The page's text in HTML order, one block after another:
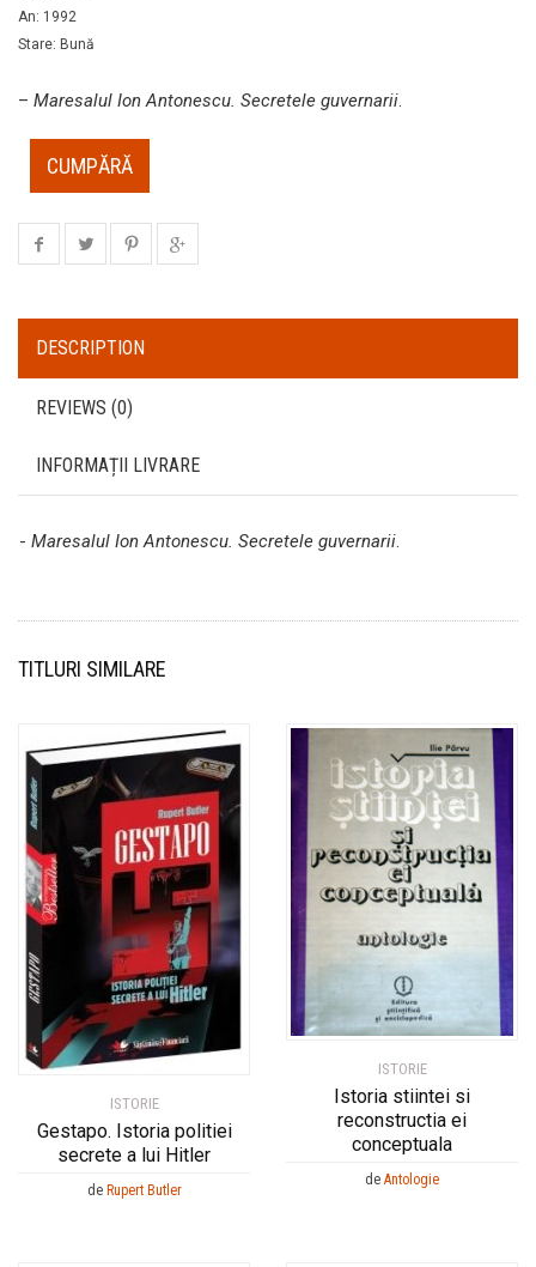
An: 1992
Stare: Bună
– Maresalul Ion Antonescu. Secretele guvernarii.
CUMPĂRĂ
DESCRIPTION
REVIEWS (0)
INFORMAȚII LIVRARE
- Maresalul Ion Antonescu. Secretele guvernarii.
TITLURI SIMILARE
ISTORIE
Gestapo. Istoria politiei
secrete a lui Hitler
de Rupert Butler
ISTORIE
Istoria stiintei si
reconstructia ei
conceptuala
de Antologie